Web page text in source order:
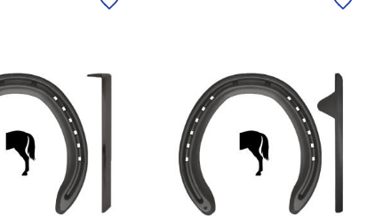
Tilføj til ønskeliste Tilføj til